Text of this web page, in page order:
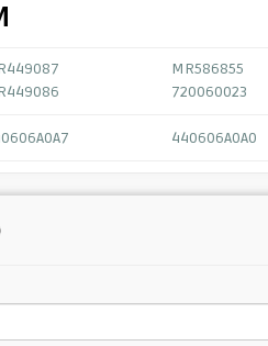
MR586855
720060023
440606A0A0